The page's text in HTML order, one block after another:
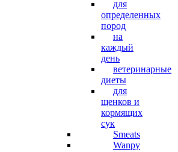
для
определенных
пород
на
каждый
день
ветеринарные
диеты
для
щенков и
кормящих
сук
Smeats
Wanpy